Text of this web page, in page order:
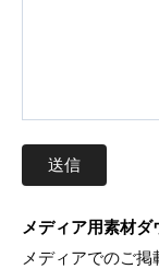
メディア用素材ダ
メディアでのご